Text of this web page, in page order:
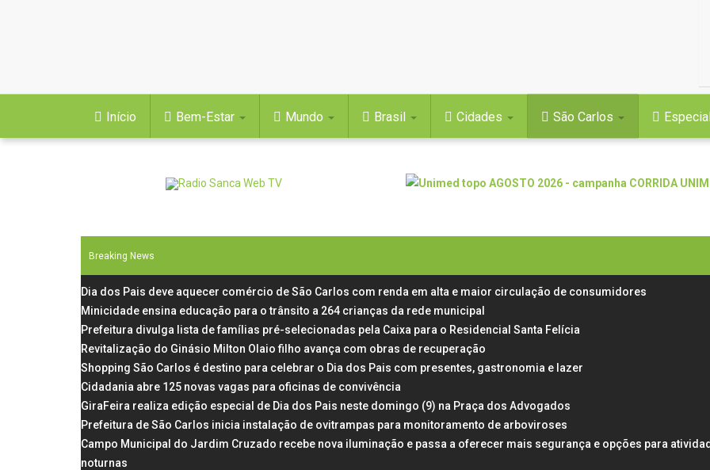
Início Bem-Estar Mundo Brasil Cidades São Carlos
Breaking News
Dia dos Pais deve aquecer comércio de São Carlos com renda em alta e maior circulação de consumidores
Minicidade ensina educação para o trânsito a 264 crianças da rede municipal
Prefeitura divulga lista de famílias pré-selecionadas pela Caixa para o Residencial Santa Felícia
Revitalização do Ginásio Milton Olaio filho avança com obras de recuperação
Shopping São Carlos é destino para celebrar o Dia dos Pais com presentes, gastronomia e lazer
Cidadania abre 125 novas vagas para oficinas de convivência
GiraFeira realiza edição especial de Dia dos Pais neste domingo (9) na Praça dos Advogados
Prefeitura de São Carlos inicia instalação de ovitrampas para monitoramento de arboviroses
Campo Municipal do Jardim Cruzado recebe nova iluminação e passa a oferecer mais segurança e opções para
noturnas